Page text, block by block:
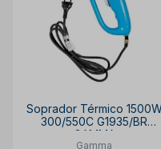
Soprador Térmico
300/550C G1935/BR
GAMMA
Gamma